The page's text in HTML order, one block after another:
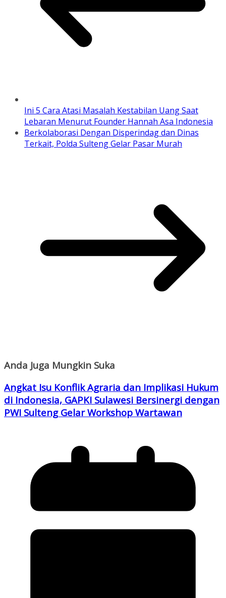
Ini 5 Cara Atasi Masalah Kestabilan Uang Saat
Lebaran Menurut Founder Hannah Asa Indonesia
Berkolaborasi Dengan Disperindag dan Dinas
Terkait, Polda Sulteng Gelar Pasar Murah
Anda Juga Mungkin Suka
Angkat Isu Konflik Agraria dan Implikasi Hukum
di Indonesia, GAPKI Sulawesi Bersinergi dengan
PWI Sulteng Gelar Workshop Wartawan